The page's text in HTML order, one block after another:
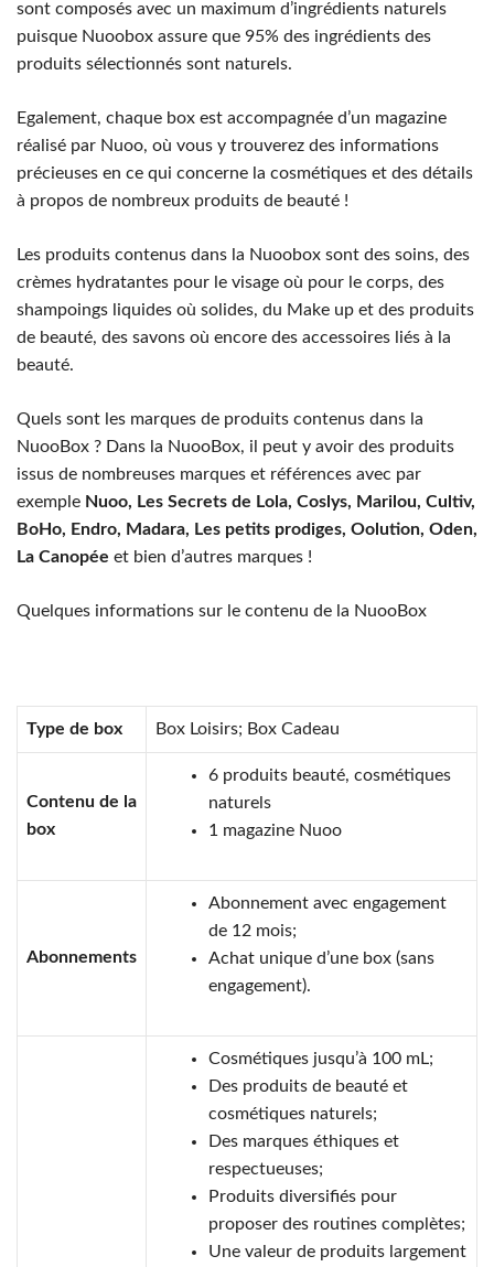
sont composés avec un maximum d’ingrédients naturels
puisque Nuoobox assure que 95% des ingrédients des
produits sélectionnés sont naturels.
Egalement, chaque box est accompagnée d’un magazine
réalisé par Nuoo, où vous y trouverez des informations
précieuses en ce qui concerne la cosmétiques et des détails
à propos de nombreux produits de beauté !
Les produits contenus dans la Nuoobox sont des soins, des
crèmes hydratantes pour le visage où pour le corps, des
shampoings liquides où solides, du Make up et des produits
de beauté, des savons où encore des accessoires liés à la
beauté.
Quels sont les marques de produits contenus dans la
NuooBox ? Dans la NuooBox, il peut y avoir des produits
issus de nombreuses marques et références avec par
exemple Nuoo, Les Secrets de Lola, Coslys, Marilou, Cultiv,
BoHo, Endro, Madara, Les petits prodiges, Oolution, Oden,
La Canopée et bien d’autres marques !
Quelques informations sur le contenu de la NuooBox
Type de box Box Loisirs; Box Cadeau
Contenu de la
box
6 produits beauté, cosmétiques
naturels
1 magazine Nuoo
Abonnements
Abonnement avec engagement
de 12 mois;
Achat unique d’une box (sans
engagement).
Cosmétiques jusqu’à 100 mL;
Des produits de beauté et
cosmétiques naturels;
Des marques éthiques et
respectueuses;
Produits diversifiés pour
proposer des routines complètes;
Une valeur de produits largement